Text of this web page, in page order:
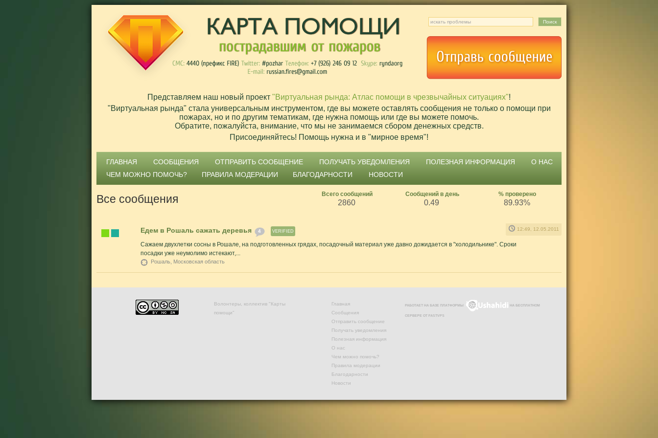
Представляем наш новый проект "Виртуальная рында: Атлас помощи в чрезвычайных ситуациях"!
"Виртуальная рында" стала универсальным инструментом, где вы можете оставлять сообщения не только о помощи при
пожарах, но и по другим тематикам, где нужна помощь или где вы можете помочь.
Обратите, пожалуйста, внимание, что мы не занимаемся сбором денежных средств.
Присоединяйтесь! Помощь нужна и в "мирное время"!
ГЛАВНАЯ СООБЩЕНИЯ ОТПРАВИТЬ СООБЩЕНИЕ ПОЛУЧАТЬ УВЕДОМЛЕНИЯ ПОЛЕЗНАЯ ИНФОРМАЦИЯ
О НАС
ЧЕМ МОЖНО ПОМОЧЬ?
ПРАВИЛА МОДЕРАЦИИ БЛАГОДАРНОСТИ НОВОСТИ
Всего сообщений Сообщений в день % проверено
2860 0.49 89.93%
Все сообщения
Едем в Рошаль сажать деревья 4 VERIFIED 12:49, 12.05.2011
Сажаем двухлетки сосны в Рошале, на подготовленных грядах, посадочный материал уже давно дожидается в "холодильнике". Сроки
посадки уже неумолимо истекают,...
Рошаль, Московская область
Волонтеры, коллектив "Карты
помощи"
Главная
Сообщения
Отправить сообщение
Получать уведомления
Полезная информация
О нас
Чем можно помочь?
Правила модерации
Благодарности
Новости
РАБОТАЕТ НА БАЗЕ ПЛАТФОРМЫ НА БЕСПЛАТНОМ
СЕРВЕРЕ ОТ FASTVPS